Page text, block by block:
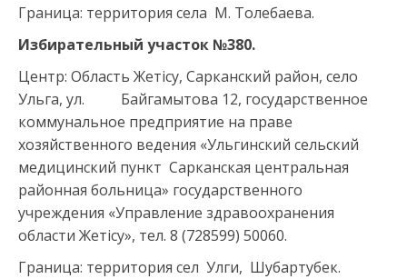
Граница: территория села М. Толебаева.
Избирательный участок №380.
Центр: Область Жетісу, Сарканский район, село
Ульга, ул. Байгамытова 12, государственное
коммунальное предприятие на праве
хозяйственного ведения «Ульгинский сельский
медицинский пункт Сарканская центральная
районная больница» государственного
учреждения «Управление здравоохранения
области Жетісу», тел. 8 (728599) 50060.
Граница: территория сел Улги, Шубартубек.